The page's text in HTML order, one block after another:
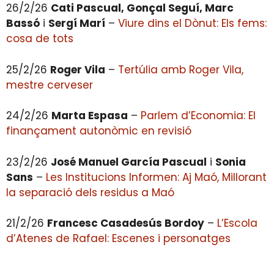
26/2/26 Cati Pascual, Gonçal Seguí, Marc
Bassó i Sergí Marí – Viure dins el Dònut: Els fems:
cosa de tots
25/2/26 Roger Vila – Tertúlia amb Roger Vila,
mestre cerveser
24/2/26 Marta Espasa – Parlem d’Economia: El
finançament autonòmic en revisió
23/2/26 José Manuel García Pascual i Sonia
Sans – Les Institucions Informen: Aj Maó, Millorant
la separació dels residus a Maó
21/2/26 Francesc Casadesús Bordoy – L’Escola
d’Atenes de Rafael: Escenes i personatges